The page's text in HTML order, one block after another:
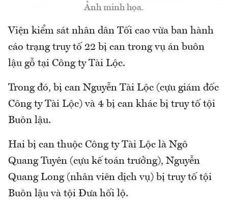
Ảnh minh họa.
Viện kiểm sát nhân dân Tối cao vừa ban hành
cáo trạng truy tố 22 bị can trong vụ án buôn
lậu gỗ tại Công ty Tài Lộc.
Trong đó, bị can Nguyễn Tài Lộc (cựu giám đốc
Công ty Tài Lộc) và 4 bị can khác bị truy tố tội
Buôn lậu.
Hai bị can thuộc Công ty Tài Lộc là Ngô
Quang Tuyên (cựu kế toán trưởng), Nguyễn
Quang Long (nhân viên dịch vụ) bị truy tố tội
Buôn lậu và tội Đưa hối lộ.